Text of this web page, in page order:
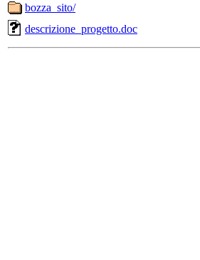
bozza_sito/
descrizione_progetto.doc